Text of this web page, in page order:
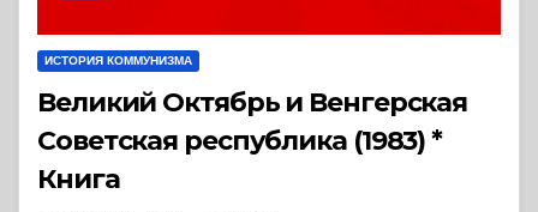
ИСТОРИЯ КОММУНИЗМА
Великий Октябрь и Венгерская
Советская республика (1983) *
Книга